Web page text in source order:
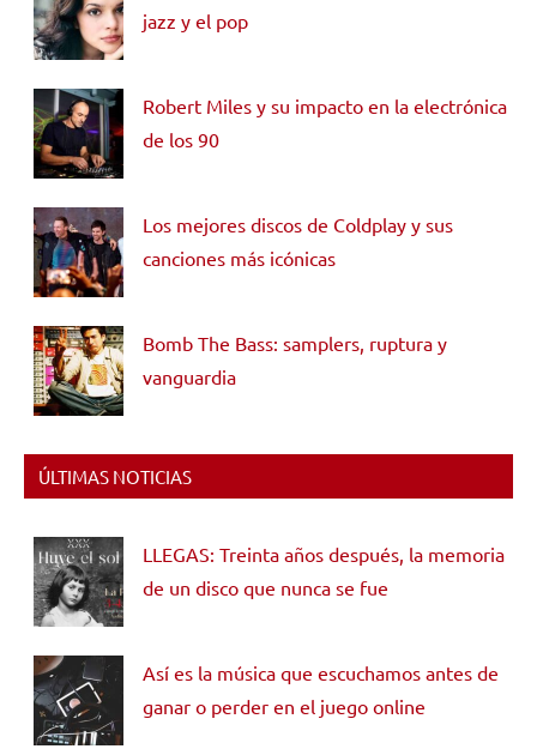
jazz y el pop
Robert Miles y su impacto en la electrónica
de los 90
Los mejores discos de Coldplay y sus
canciones más icónicas
Bomb The Bass: samplers, ruptura y
vanguardia
ÚLTIMAS NOTICIAS
LLEGAS: Treinta años después, la memoria
de un disco que nunca se fue
Así es la música que escuchamos antes de
ganar o perder en el juego online